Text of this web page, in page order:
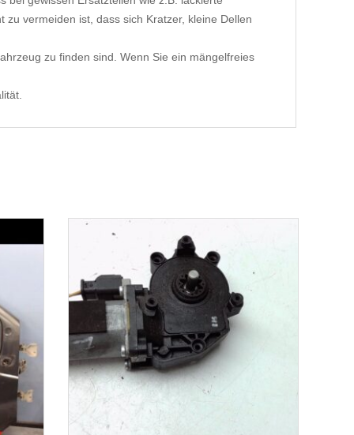
vermeiden ist, dass sich Kratzer, kleine Dellen
zu finden sind. Wenn Sie ein mängelfreies
1-3 Werktage